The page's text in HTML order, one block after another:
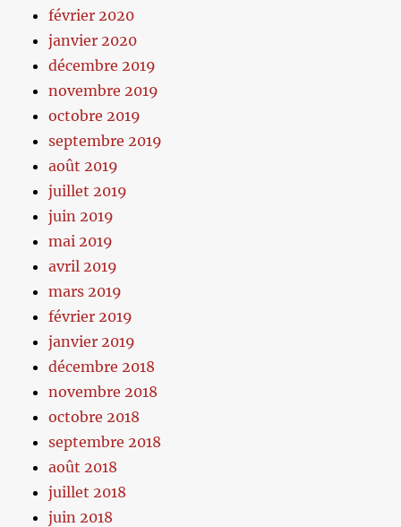
février 2020
janvier 2020
décembre 2019
novembre 2019
octobre 2019
septembre 2019
août 2019
juillet 2019
juin 2019
mai 2019
avril 2019
mars 2019
février 2019
janvier 2019
décembre 2018
novembre 2018
octobre 2018
septembre 2018
août 2018
juillet 2018
juin 2018